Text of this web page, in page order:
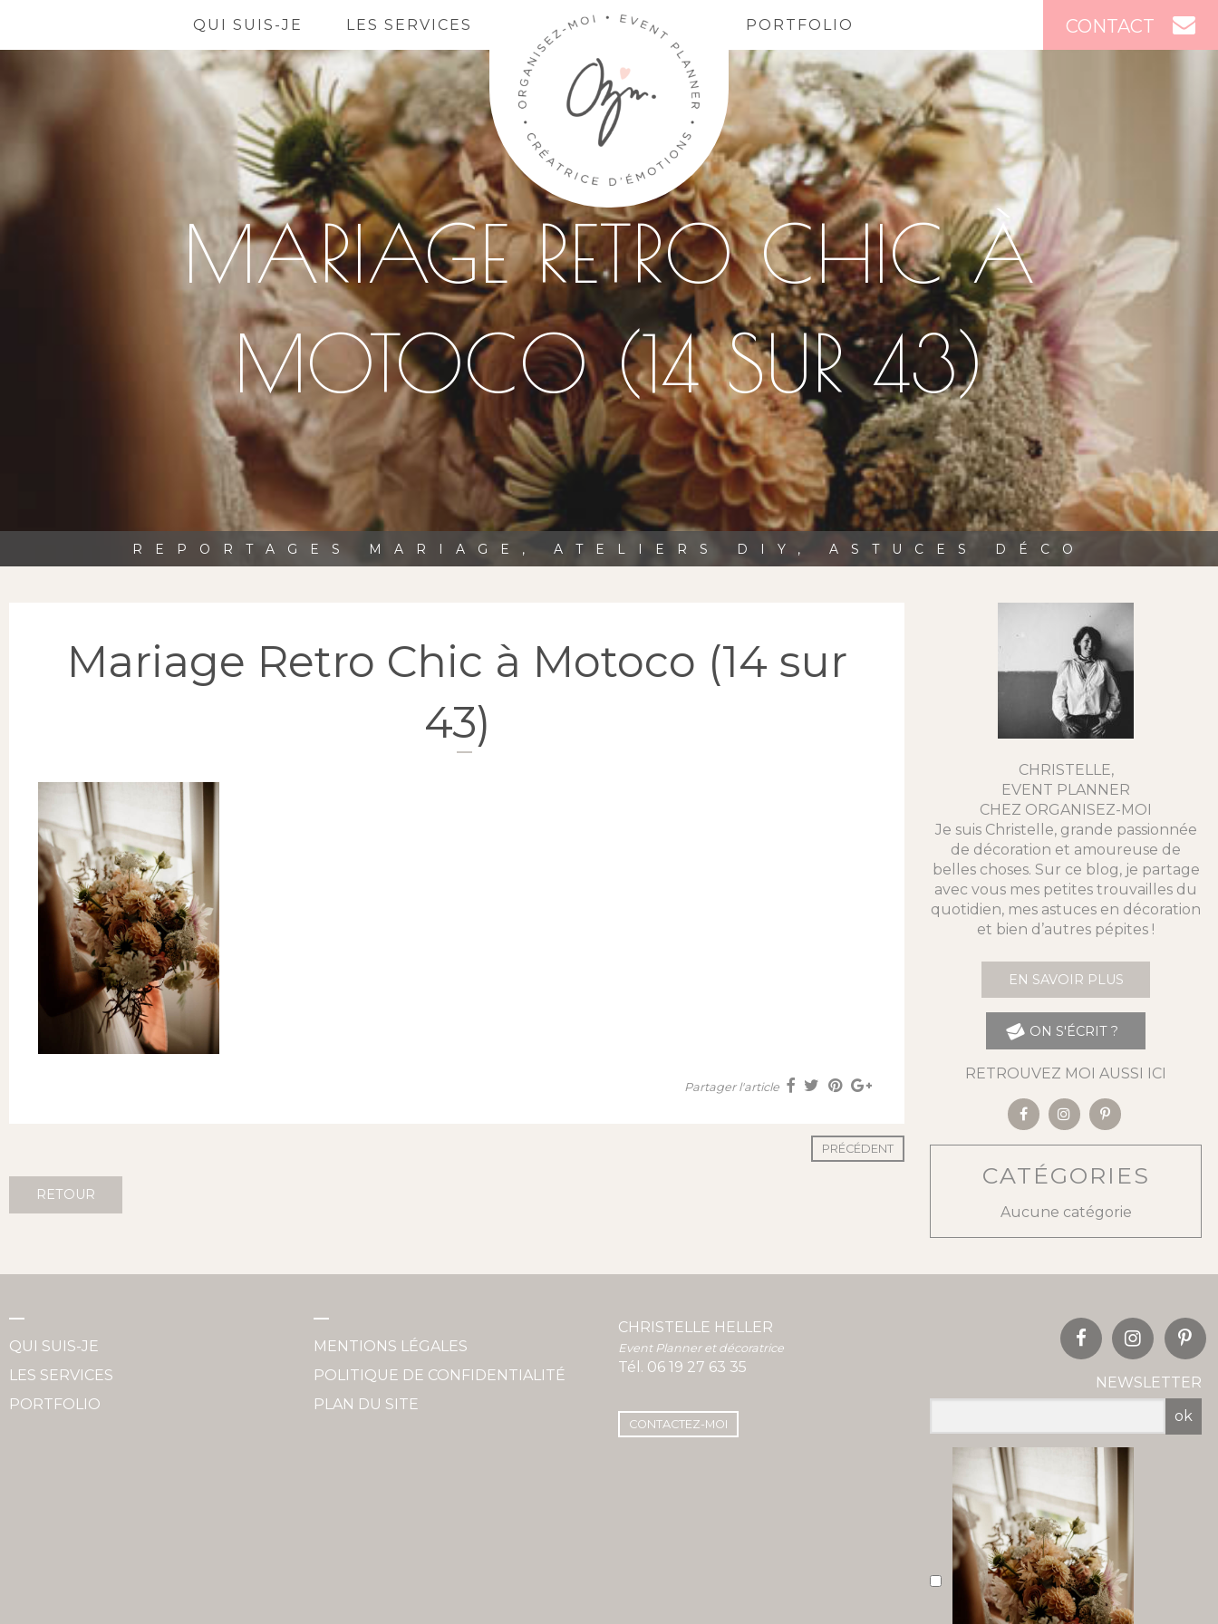
CONTACT
QUI SUIS-JE LES SERVICES PORTFOLIO
MARIAGE RETRO CHIC À
MOTOCO (14 SUR 43)
REPORTAGES MARIAGE, ATELIERS DIY, ASTUCES DÉCO
Mariage Retro Chic à Motoco (14 sur
43)
Partager l'article
PRÉCÉDENT
RETOUR
CHRISTELLE,
EVENT PLANNER
CHEZ ORGANISEZ-MOI
Je suis Christelle, grande passionnée
de décoration et amoureuse de
belles choses. Sur ce blog, je partage
avec vous mes petites trouvailles du
quotidien, mes astuces en décoration
et bien d’autres pépites !
EN SAVOIR PLUS
ON S'ÉCRIT ?
RETROUVEZ MOI AUSSI ICI
CATÉGORIES
Aucune catégorie
QUI SUIS-JE
LES SERVICES
PORTFOLIO
MENTIONS LÉGALES
POLITIQUE DE CONFIDENTIALITÉ
PLAN DU SITE
CHRISTELLE HELLER
Event Planner et décoratrice
Tél. 06 19 27 63 35
CONTACTEZ-MOI
NEWSLETTER
ok